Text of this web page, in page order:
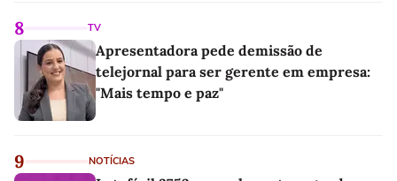
8 TV
Apresentadora pede demissão de
telejornal para ser gerente em empresa:
"Mais tempo e paz"
9 NOTÍCIAS